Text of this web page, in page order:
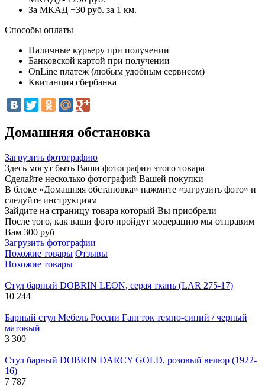
За МКАД +30 руб. за 1 км.
Способы оплаты
Наличные курьеру при получении
Банковской картой при получении
OnLine платеж (любым удобным сервисом)
Квитанция сбербанка
Домашняя обстановка
Загрузить фотографию
Здесь могут быть Ваши фотографии этого товара
Сделайте несколько фотографий Вашей покупки
В блоке «Домашняя обстановка» нажмите «загрузить фото» и
следуйте инструкциям
Зайдите на страницу товара который Вы приобрели
После того, как ваши фото пройдут модерацию мы отправим
Вам 300 руб
Загрузить фотографии
Похожие товары Отзывы
Похожие товары
Стул барный DOBRIN LEON, серая ткань (LAR 275-17)
10 244
Барный стул Мебель России Гангток темно-синий / черный
матовый
3 300
Стул барный DOBRIN DARCY GOLD, розовый велюр (1922-
16)
7 787